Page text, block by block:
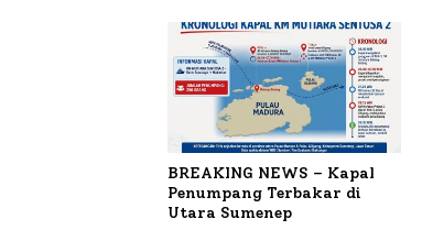
BREAKING NEWS – Kapal
Penumpang Terbakar di
Utara Sumenep